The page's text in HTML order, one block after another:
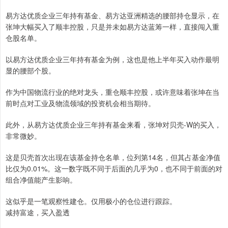
易方达优质企业三年持有基金、易方达亚洲精选的腰部持仓显示，在
张坤大幅买入了顺丰控股，只是并未如易方达蓝筹一样，直接闯入重
仓股名单。
以易方达优质企业三年持有基金为例，这也是他上半年买入动作最明
显的腰部个股。
作为中国物流行业的绝对龙头，重仓顺丰控股，或许意味着张坤在当
前时点对工业及物流领域的投资机会相当期待。
此外，从易方达优质企业三年持有基金来看，张坤对贝壳-W的买入，
非常微妙。
这是贝壳首次出现在该基金持仓名单，位列第14名，但其占基金净值
比仅为0.01%。这一数字既不同于后面的几乎为0，也不同于前面的对
组合净值能产生影响。
这似乎是一笔观察性建仓。仅用极小的仓位进行跟踪。
减持富途，买入盈透